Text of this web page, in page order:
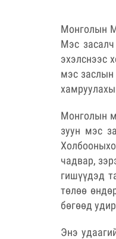
Монголын
Мэс
эхэлснээс
мэс
Монголын
зуун мэс
чадвар,
гишүүдэд
төлөө
бөгөөд
Энэ